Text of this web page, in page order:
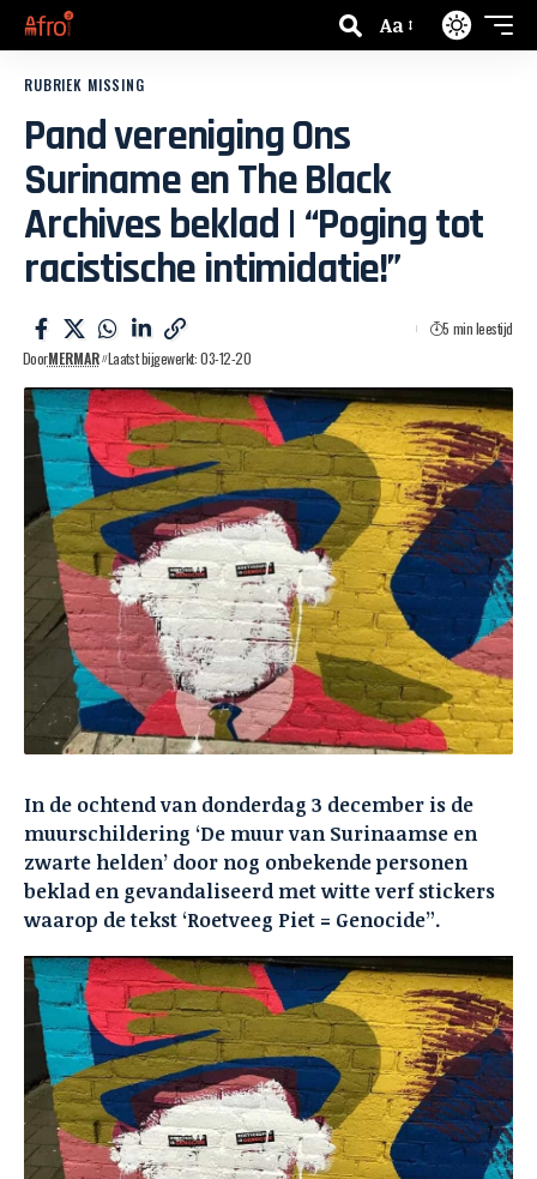
Aa
RUBRIEK MISSING
Pand vereniging Ons
Suriname en The Black
Archives beklad | “Poging tot
racistische intimidatie!”
DoorMERMAR Laatst bijgewerkt: 03-12-20
5 min leestijd
In de ochtend van donderdag 3 december is de
muurschildering ‘De muur van Surinaamse en
zwarte helden’ door nog onbekende personen
beklad en gevandaliseerd met witte verf stickers
waarop de tekst ‘Roetveeg Piet = Genocide”.